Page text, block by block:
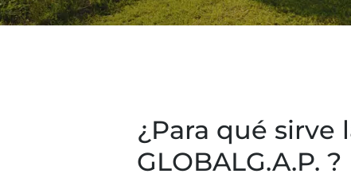
¿Para qué sirve
GLOBALG.A.P. ?